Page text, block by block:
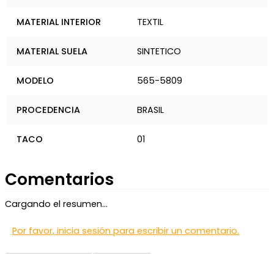
MATERIAL INTERIOR TEXTIL
MATERIAL SUELA SINTETICO
MODELO 565-5809
PROCEDENCIA BRASIL
TACO 01
Comentarios
Cargando el resumen…
Por favor, inicia sesión para escribir un comentario.